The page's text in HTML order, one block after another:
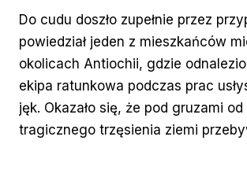
Do cudu doszło zupełnie przez
powiedział jeden z mieszkańców
okolicach Antiochii, gdzie
ekipa ratunkowa podczas prac
jęk. Okazało się, że pod gruzami
tragicznego trzęsienia ziemi